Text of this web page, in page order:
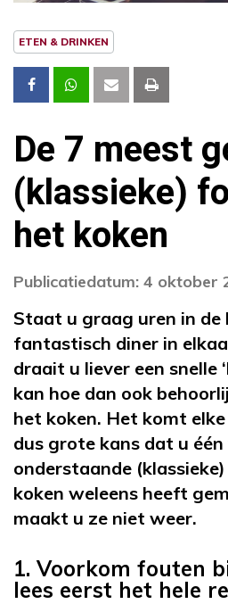
ETEN & DRINKEN
De 7 meest
(klassieke)
het koken
Publicatiedatum: 4 oktober
Staat u graag uren in de
fantastisch diner in
draait u liever een snelle
kan hoe dan ook
het koken. Het komt
dus grote kans dat u één
onderstaande
koken weleens heeft
maakt u ze niet weer.
1. Voorkom fouten
lees eerst het hele